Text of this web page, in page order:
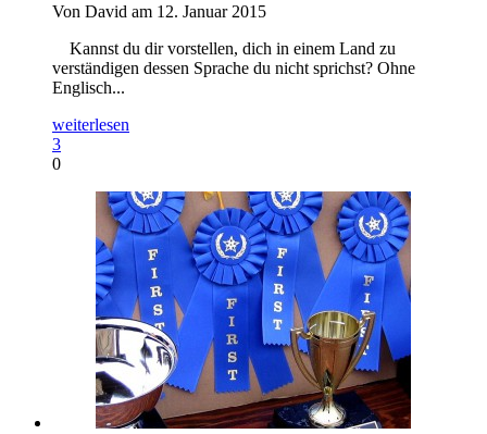
Von David am 12. Januar 2015
Kannst du dir vorstellen, dich in einem Land zu
verständigen dessen Sprache du nicht sprichst? Ohne
Englisch...
weiterlesen
3
0